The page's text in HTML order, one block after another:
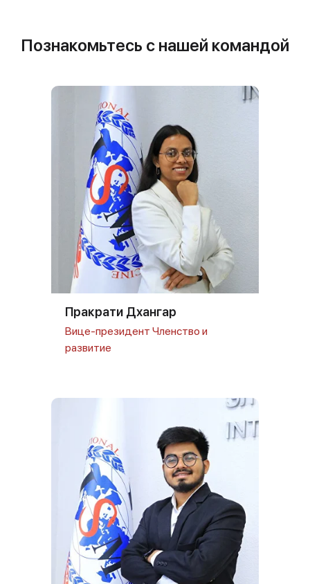
Познакомьтесь с нашей командой
Пракрати Дхангар
Вице-президент Членство и
развитие